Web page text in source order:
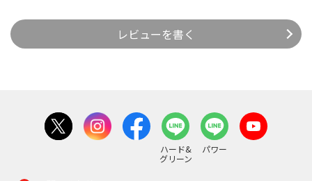
レビューを書く
ハード&
グリーン
パワー